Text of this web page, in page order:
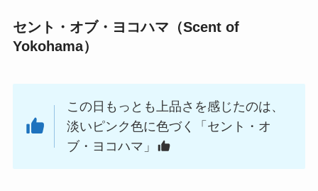
セント・オブ・ヨコハマ（Scent of
Yokohama）
この日もっとも上品さを感じたのは、
淡いピンク色に色づく「セント・オ
ブ・ヨコハマ」